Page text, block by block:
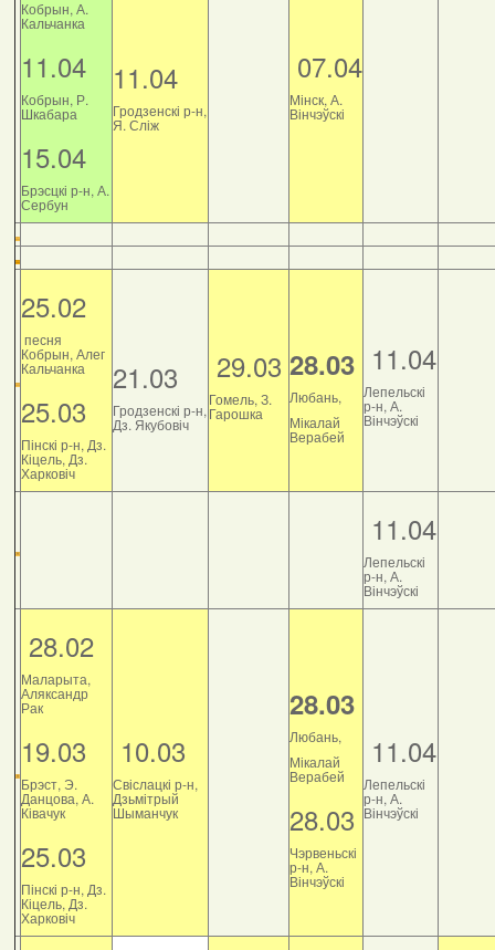
Кобрын, А.
Кальчанка
11.04
Кобрын, Р.
Шкабара
15.04
Брэсцкі р-н, А.
Сербун
11.04
Гродзенскі р-н,
Я. Сліж
07.04
Мінск, А.
Вінчэўскі
25.02
песня
Кобрын, Алег
Кальчанка
25.03
Пінскі р-н, Дз.
Кіцель, Дз.
Харковіч
21.03
Гродзенскі р-н,
Дз. Якубовіч
29.03
Гомель, З.
Гарошка
28.03
Любань,
Мікалай
Верабей
11.04
Лепельскі
р-н, А.
Вінчэўскі
11.04
Лепельскі
р-н, А.
Вінчэўскі
28.02
Маларыта,
Аляксандр
Рак
19.03
Брэст, Э.
Данцова, А.
Ківачук
25.03
Пінскі р-н, Дз.
Кіцель, Дз.
Харковіч
10.03
Свіслацкі р-н,
Дзьмітрый
Шыманчук
28.03
Любань,
Мікалай
Верабей
28.03
Чэрвеньскі
р-н, А.
Вінчэўскі
11.04
Лепельскі
р-н, А.
Вінчэўскі